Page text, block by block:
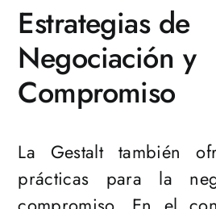
Estrategias de
Negociación y
Compromiso
La Gestalt también
prácticas para la